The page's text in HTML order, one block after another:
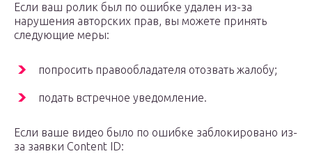
Если ваш ролик был по ошибке удален из-за
нарушения авторских прав, вы можете принять
следующие меры:
попросить правообладателя отозвать жалобу;
подать встречное уведомление.
Если ваше видео было по ошибке заблокировано из-
за заявки Content ID: